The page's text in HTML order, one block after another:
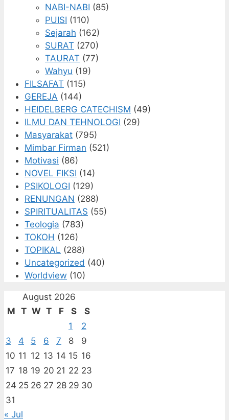
NABI-NABI (85)
PUISI (110)
Sejarah (162)
SURAT (270)
TAURAT (77)
Wahyu (19)
FILSAFAT (115)
GEREJA (144)
HEIDELBERG CATECHISM (49)
ILMU DAN TEHNOLOGI (29)
Masyarakat (795)
Mimbar Firman (521)
Motivasi (86)
NOVEL FIKSI (14)
PSIKOLOGI (129)
RENUNGAN (288)
SPIRITUALITAS (55)
Teologia (783)
TOKOH (126)
TOPIKAL (288)
Uncategorized (40)
Worldview (10)
August 2026
M T W T F S
S
1
2
3
4 5 6 7 8
9
10 11 12 13 14 15 16
17 18 19 20 21 22 23
24 25 26 27 28 29 30
31
« Jul